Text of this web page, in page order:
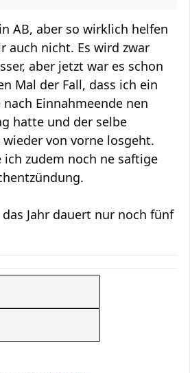
AB, aber so wirklich helfen
auch nicht. Es wird zwar
aber jetzt war es schon
Mal der Fall, dass ich ein
nach Einnahmeende nen
hatte und der selbe
wieder von vorne losgeht.
ich zudem noch ne saftige
Jahr dauert nur noch fünf